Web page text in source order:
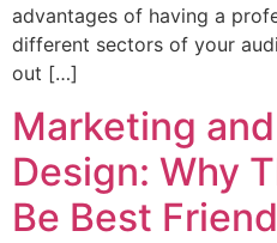
advantages of having a
different sectors of your
out […]
Marketing
Design: Why
Be Best